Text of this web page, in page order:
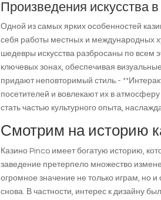
Произведения искусства
Одной из самых ярких особенностей
себя работы местных и международных
шедевры искусства разбросаны по всем
ключевых зонах, обеспечивая
придают неповторимый стиль.-
посетителей и вовлекают их в атмосферу
стать частью культурного опыта,
Смотрим на историю
Казино Pinco имеет богатую историю,
заведение претерпело множество
огромное значение не только играм, но
снова. В частности, интерес к дизайну